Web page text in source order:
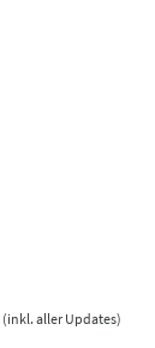
aller Updates)